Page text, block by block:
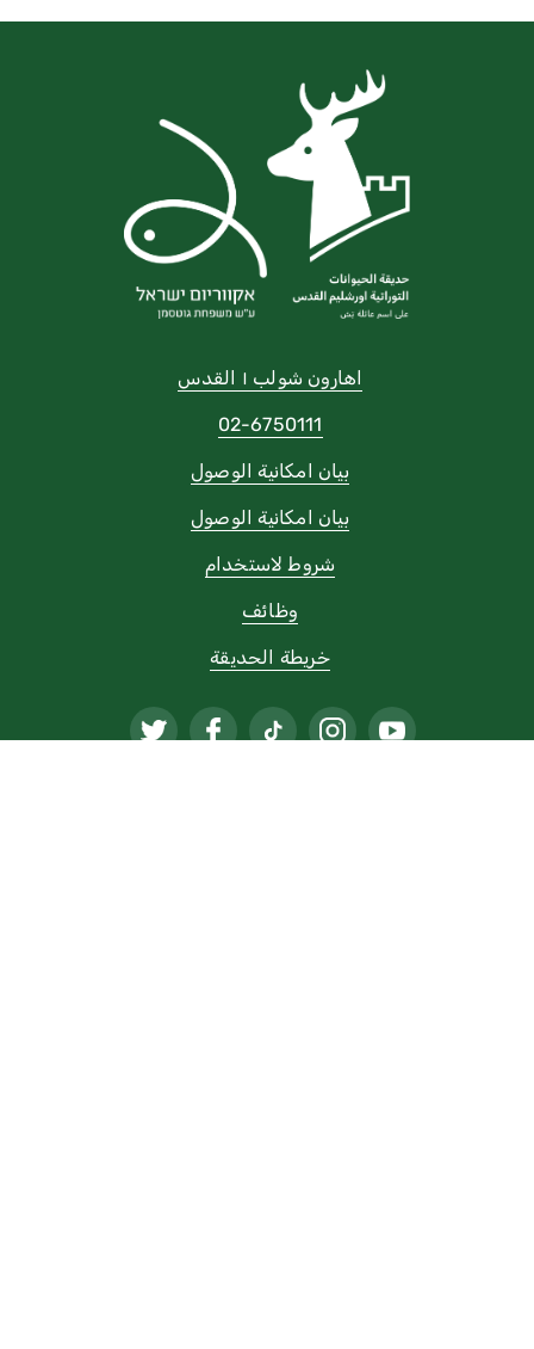
اهارون شولب ١ القدس
02-6750111
بيان امكانية الوصول
بيان امكانية الوصول
شروط لاستخدام
وظائف
خريطة الحديقة